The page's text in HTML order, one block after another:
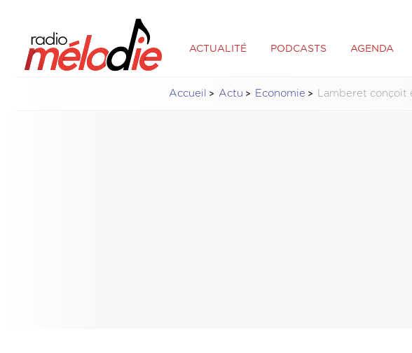
ACTUALITÉ PODCASTS AGENDA
Accueil Actu Economie Lamberet